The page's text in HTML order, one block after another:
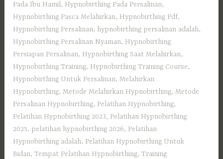
Pada Ibu Hamil, Hypnobirthing Pada Persalinan,
Hypnobirthing Pasca Melahirkan, Hypnobirthing Pdf,
Hypnobirthing Persalinan, hypnobirthing persalinan adalah,
Hypnobirthing Persalinan Nyaman, Hypnobirthing
Persiapan Persalinan, Hypnobirthing Saat Melahirkan,
Hypnobirthing Training, Hypnobirthing Training Course,
Hypnobirthing Untuk Persalinan,Melahirkan
Hypnobirthing,Metode Melahirkan Hypnobirthing,Metode
Persalinan Hypnobirthing, Pelatihan Hypnobirthing,
Pelatihan Hypnobirthing 2023, Pelatihan Hypnobirthing
2025, pelatihan hypnobirthing 2026, Pelatihan
Hypnobirthing adalah, Pelatihan Hypnobirthing Untuk
Bidan,Tempat Pelatihan Hypnobirthing,Training